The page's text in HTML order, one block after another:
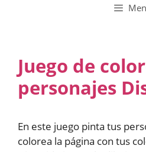
Juego de
personajes
En este juego pinta tus
colorea la página con tus